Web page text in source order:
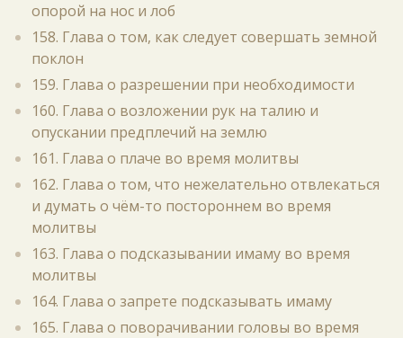
опорой на нос и лоб
158. Глава о том, как следует совершать земной
поклон
159. Глава о разрешении при необходимости
160. Глава о возложении рук на талию и
опускании предплечий на землю
161. Глава о плаче во время молитвы
162. Глава о том, что нежелательно отвлекаться
и думать о чём-то постороннем во время
молитвы
163. Глава о подсказывании имаму во время
молитвы
164. Глава о запрете подсказывать имаму
165. Глава о поворачивании головы во время